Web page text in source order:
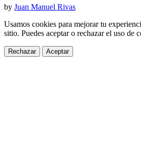
by Juan Manuel Rivas
Usamos cookies para mejorar tu
sitio. Puedes aceptar o rechazar el uso de
Rechazar Aceptar